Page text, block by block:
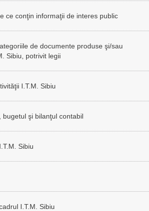
ce conţin informaţii de interes public
de documente produse şi/sau
Sibiu, potrivit legii
I.T.M. Sibiu
bugetul şi bilanţul contabil
Sibiu
I.T.M. Sibiu